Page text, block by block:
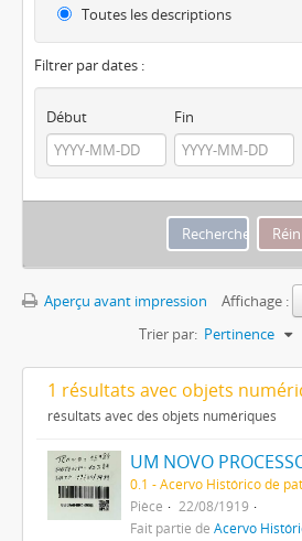
Toutes les descriptions
Filtrer par dates :
Début Fin
Aperçu avant impression
Affichage :
Trier par: Pertinence
1 résultats avec objets
résultats avec des objets numériques
0.1 - Acervo Histórico de
Pièce
22/08/1919
Fait partie de Acervo